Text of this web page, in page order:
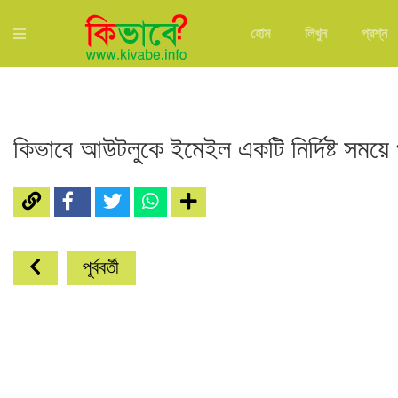
হোম লিখুন প্রশ্ন
কিভাবে আউটলুকে ইমেইল একটি নির্দিষ্ট সময়ে
পূর্ববর্তী